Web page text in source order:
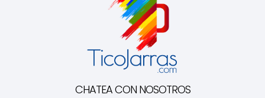
CHATEA CON NOSOTROS